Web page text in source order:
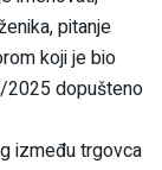
pitanje
koji je bio
2025 dopušteno
između trgovca